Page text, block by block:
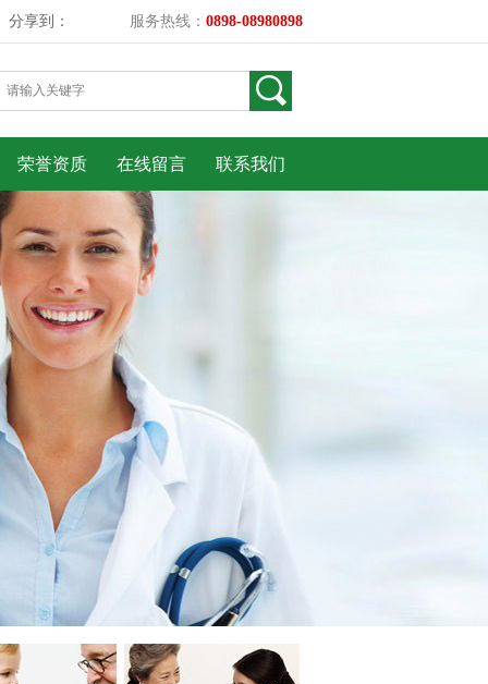
服务热线： 0898-08980898
分享到：
荣誉资质 在线留言 联系我们